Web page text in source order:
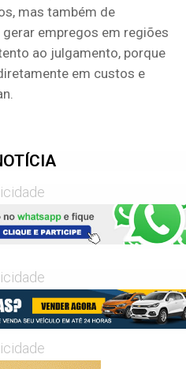
mas também de
empregos em regiões
ao julgamento, porque
em custos e